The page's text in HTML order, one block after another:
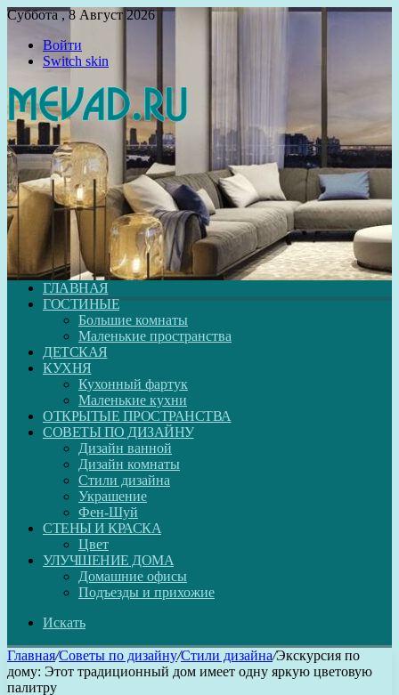
Суббота , 8 Август 2026
Войти
Switch skin
ГЛАВНАЯ
ГОСТИНЫЕ
Большие комнаты
Маленькие пространства
ДЕТСКАЯ
КУХНЯ
Кухонный фартук
Маленькие кухни
ОТКРЫТЫЕ ПРОСТРАНСТВА
СОВЕТЫ ПО ДИЗАЙНУ
Дизайн ванной
Дизайн комнаты
Стили дизайна
Украшение
Фен-Шуй
СТЕНЫ И КРАСКА
Цвет
УЛУЧШЕНИЕ ДОМА
Домашние офисы
Подъезды и прихожие
Искать
Главная/Советы по дизайну/Стили дизайна/Экскурсия по
дому: Этот традиционный дом имеет одну яркую цветовую
палитру